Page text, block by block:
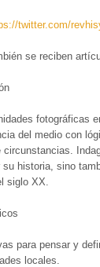
twitter.com/
se reciben
fotográficas
del medio con
circunstancias.
su historia, sino
siglo XX.
para pensar y
locales.